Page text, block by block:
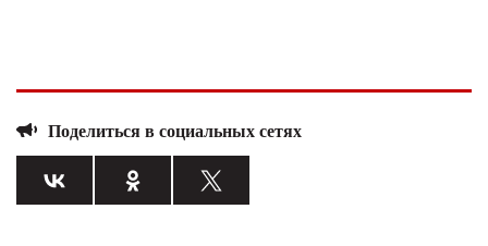
Поделиться в социальных сетях